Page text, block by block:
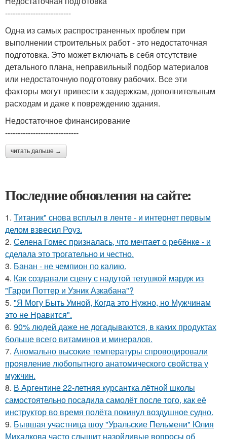
--------------------------
Одна из самых распространенных проблем при
выполнении строительных работ - это недостаточная
подготовка. Это может включать в себя отсутствие
детального плана, неправильный подбор материалов
или недостаточную подготовку рабочих. Все эти
факторы могут привести к задержкам, дополнительным
расходам и даже к повреждению здания.
Недостаточное финансирование
-----------------------------
читать дальше →
Последние обновления на сайте:
1. Титаник" снова всплыл в ленте - и интернет первым
делом взвесил Роуз.
2. Селена Гомес призналась, что мечтает о ребёнке - и
сделала это трогательно и честно.
3. Банан - не чемпион по калию.
4. Как создавали сцену с надутой тетушкой мардж из
"Гарри Поттер и Узник Азкабана"?
5. "Я Могу Быть Умной, Когда это Нужно, но Мужчинам
это не Нравится".
6. 90% людей даже не догадываются, в каких продуктах
больше всего витаминов и минералов.
7. Аномально высокие температуры спровоцировали
проявление любопытного анатомического свойства у
мужчин.
8. В Аргентине 22-летняя курсантка лётной школы
самостоятельно посадила самолёт после того, как её
инструктор во время полёта покинул воздушное судно.
9. Бывшая участница шоу "Уральские Пельмени" Юлия
Михалкова часто слышит назойливые вопросы об